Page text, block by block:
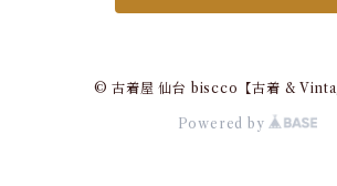
© 古着屋 仙台 biscco【古着 &
Powered by